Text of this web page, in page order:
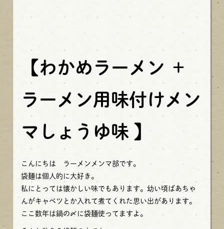
【 わかめラーメン ＋
ラーメン用味付けメン
マしょうゆ味 】
こんにちは ラーメンメンマ部です。
袋麺は個人的に大好き。
私にとっては懐かしい味でもあります。幼い頃ばあちゃ
んがキャベツとか入れて煮てくれた思い出があります。
ここ数年は鍋の〆に袋麺使ってますよ。